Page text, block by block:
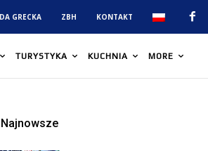
GRECKA ZBH KONTAKT
TURYSTYKA KUCHNIA MORE
Najnowsze